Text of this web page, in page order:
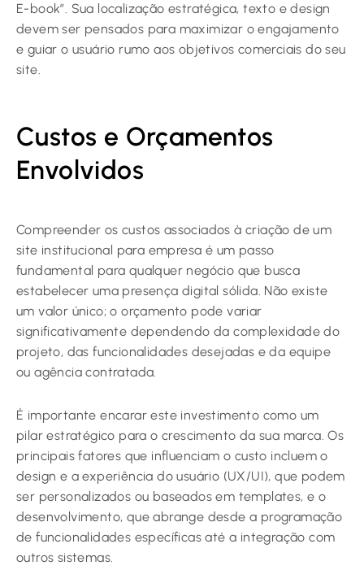
E-book”. Sua localização estratégica, texto e design
devem ser pensados para maximizar o engajamento
e guiar o usuário rumo aos objetivos comerciais do seu
site.
Custos e Orçamentos
Envolvidos
Compreender os custos associados à criação de um
site institucional para empresa é um passo
fundamental para qualquer negócio que busca
estabelecer uma presença digital sólida. Não existe
um valor único; o orçamento pode variar
significativamente dependendo da complexidade do
projeto, das funcionalidades desejadas e da equipe
ou agência contratada.
É importante encarar este investimento como um
pilar estratégico para o crescimento da sua marca. Os
principais fatores que influenciam o custo incluem o
design e a experiência do usuário (UX/UI), que podem
ser personalizados ou baseados em templates, e o
desenvolvimento, que abrange desde a programação
de funcionalidades específicas até a integração com
outros sistemas.